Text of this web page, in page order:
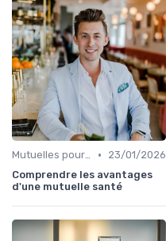
Mutuelles pour Particuliers •
23/01/2026
Comprendre les avantages
d'une mutuelle santé